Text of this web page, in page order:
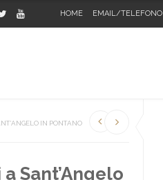
HOME EMAIL/TELEFONO
IN PONTANO
Sant’Angelo